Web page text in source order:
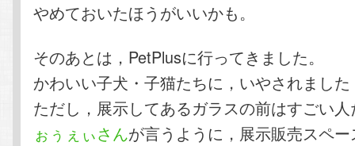
やめておいたほうがいいかも。
そのあとは，PetPlusに行ってきました。
かわいい子犬・子猫たちに，いやされました
ただし，展示してあるガラスの前はすごい
ぉぅぇぃさんが言うように，展示販売スペ